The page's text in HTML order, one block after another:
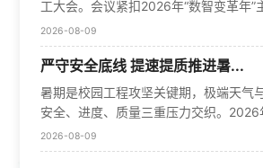
离形成富含β-折叠的粘弹性团聚体，协
络——拉伸时藏在β-sheet结构中的氢键
弛后缓慢重建。两种蛋白分工明确：
质骨架，FCSP-2负责形成...
年对中国的理解和友谊，大连理工大学
中外青年友好交往的生动实践。他寄语
鉴、收获友谊，用真诚交往架起心灵沟
类命运共同体的积极建设者。李青表示
始终致力于推动中外教育、科技、人才
学金国际暑期学校是近年来重点打造的
校发挥学科特色优势，开展高水平中外
对大连理工大学国际暑期学校等项目成
赛事今年首次增设实验操作专项考核，以
评价体系全面检验青年教师综合教学能
操作环节比赛和28日课程讲授环节比赛
4名、二等奖6名、三等奖11名，大连理
师吴兴伟凭借扎实的教学设计、规范的
工大会。会议紧扣2026年“数智变革年”
质量发展的中心任务，总结工作进展、
出工作举措，凝聚起全院教职工奋进力
发展迈上新台阶。学院领导班子、全体
党委书记葛宏伟主持会议。会上，院长
动计算机学院高质量发展这一核心任务
工作部署。他强调，要持续优化学院治
2026-08-09
严守安全底线 提速提质推进暑...
暑期是校园工程攻坚关键期，极端天气
安全、进度、质量三重压力交织。
党委副书记王志伟带队，深入暑期重点
场，督查施工安全、工程进度及质量管
2026-08-09